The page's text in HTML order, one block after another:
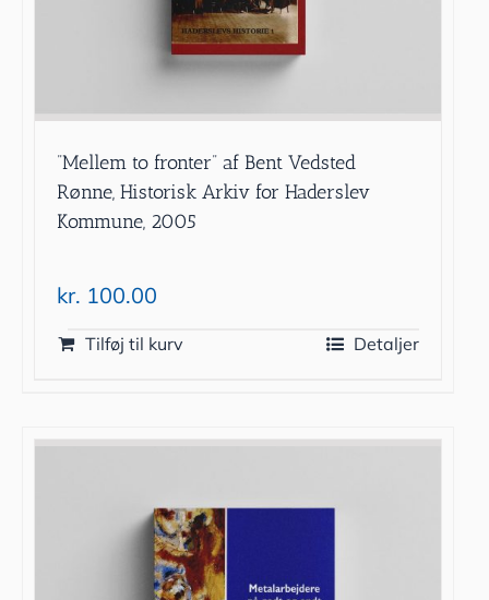
”Mellem to fronter” af Bent Vedsted
Rønne, Historisk Arkiv for Haderslev
Kommune, 2005
kr. 100.00
Tilføj til kurv Detaljer